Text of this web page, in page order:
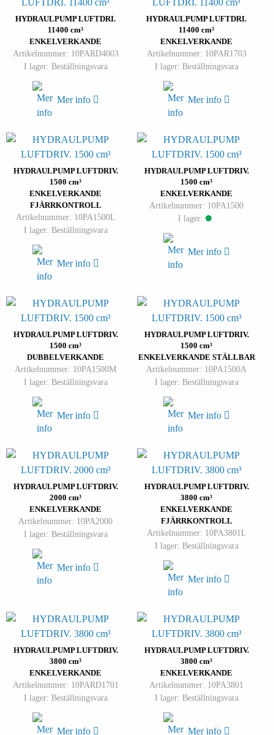
HYDRAULPUMP LUFTDRI.
11400 cm³
ENKELVERKANDE
Artikelnummer: 10PARD4003
I lager: Beställningsvara
Mer info
HYDRAULPUMP LUFTDRI.
11400 cm³
ENKELVERKANDE
Artikelnummer: 10PAR1703
I lager: Beställningsvara
Mer info
HYDRAULPUMP LUFTDRIV.
1500 cm³
ENKELVERKANDE
FJÄRRKONTROLL
Artikelnummer: 10PA1500L
I lager: Beställningsvara
Mer info
HYDRAULPUMP LUFTDRIV.
1500 cm³
ENKELVERKANDE
Artikelnummer: 10PA1500
I lager:
Mer info
HYDRAULPUMP LUFTDRIV.
1500 cm³
DUBBELVERKANDE
Artikelnummer: 10PA1500M
I lager: Beställningsvara
Mer info
HYDRAULPUMP LUFTDRIV.
1500 cm³
ENKELVERKANDE STÄLLBAR
Artikelnummer: 10PA1500A
I lager: Beställningsvara
Mer info
HYDRAULPUMP LUFTDRIV.
2000 cm³
ENKELVERKANDE
Artikelnummer: 10PA2000
I lager: Beställningsvara
Mer info
HYDRAULPUMP LUFTDRIV.
3800 cm³
ENKELVERKANDE
FJÄRRKONTROLL
Artikelnummer: 10PA3801L
I lager: Beställningsvara
Mer info
HYDRAULPUMP LUFTDRIV.
3800 cm³
ENKELVERKANDE
Artikelnummer: 10PARD1701
I lager: Beställningsvara
Mer info
HYDRAULPUMP LUFTDRIV.
3800 cm³
ENKELVERKANDE
Artikelnummer: 10PA3801
I lager: Beställningsvara
Mer info